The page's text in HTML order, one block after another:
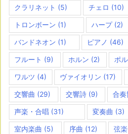
クラリネット (5) チェロ (10)
トロンボーン (1) ハープ(2)
バンドネオン (1) ピアノ (46)
フルート (9) ホルン (2) ポ
ワルツ (4) ヴァイオリン (17)
交響曲 (29) 交響詩(9) 合奏
声楽・合唱 (31) 変奏曲 (3)
室内楽曲 (5) 序曲 (12) 弦